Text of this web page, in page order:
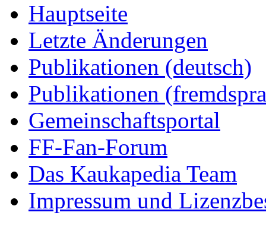
Hauptseite
Letzte Änderungen
Publikationen (deutsch)
Publikationen
Gemeinschaftsportal
FF-Fan-Forum
Das Kaukapedia Team
Impressum und